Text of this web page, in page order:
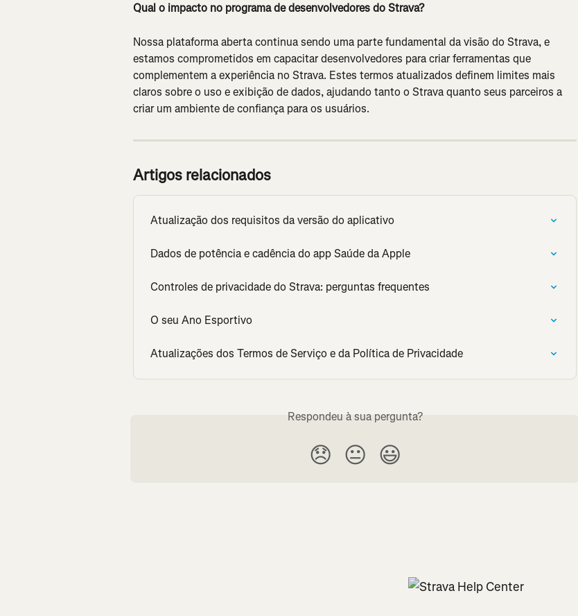
Qual o impacto no programa de desenvolvedores do Strava?
Nossa plataforma aberta continua sendo uma parte fundamental da visão do Strava, e
estamos comprometidos em capacitar desenvolvedores para criar ferramentas que
complementem a experiência no Strava. Estes termos atualizados definem limites mais
claros sobre o uso e exibição de dados, ajudando tanto o Strava quanto seus parceiros a
criar um ambiente de confiança para os usuários.
Artigos relacionados
Atualização dos requisitos da versão do aplicativo
Dados de potência e cadência do app Saúde da Apple
Controles de privacidade do Strava: perguntas frequentes
O seu Ano Esportivo
Atualizações dos Termos de Serviço e da Política de Privacidade
Respondeu à sua pergunta?
😞 😐 😃